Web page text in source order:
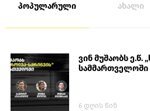
პოპულარული ახალი
ვინ მუშაობს
სამმართველოში
6 დღის წინ